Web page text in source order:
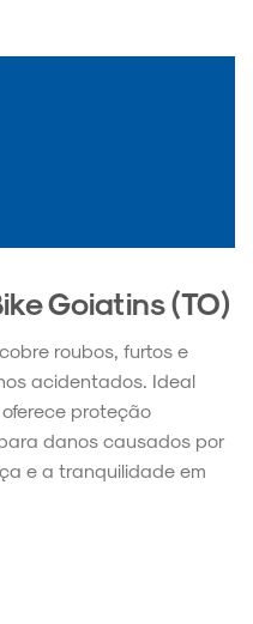
Goiatins (TO)
roubos, furtos e
acidentados. Ideal
proteção
danos causados por
e a tranquilidade em